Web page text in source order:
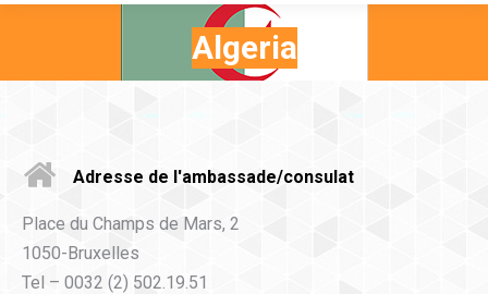
Algeria
Adresse de l'ambassade/consulat
Place du Champs de Mars, 2
1050-Bruxelles
Tel – 0032 (2) 502.19.51